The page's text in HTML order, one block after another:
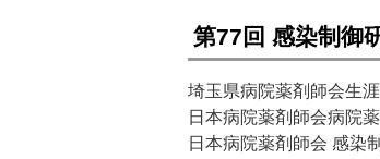
第77回 感染制御
埼玉県病院薬剤師会生
日本病院薬剤師会病院
日本病院薬剤師会 感染